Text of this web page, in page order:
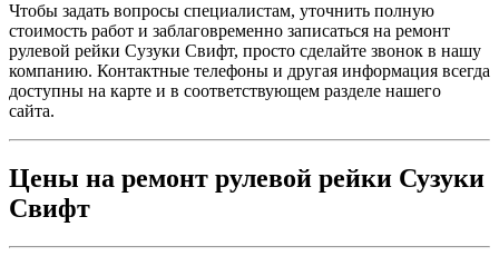
Чтобы задать вопросы специалистам, уточнить полную
стоимость работ и заблаговременно записаться на ремонт
рулевой рейки Сузуки Свифт, просто сделайте звонок в нашу
компанию. Контактные телефоны и другая информация всегда
доступны на карте и в соответствующем разделе нашего
сайта.
Цены на ремонт рулевой рейки Сузуки
Свифт